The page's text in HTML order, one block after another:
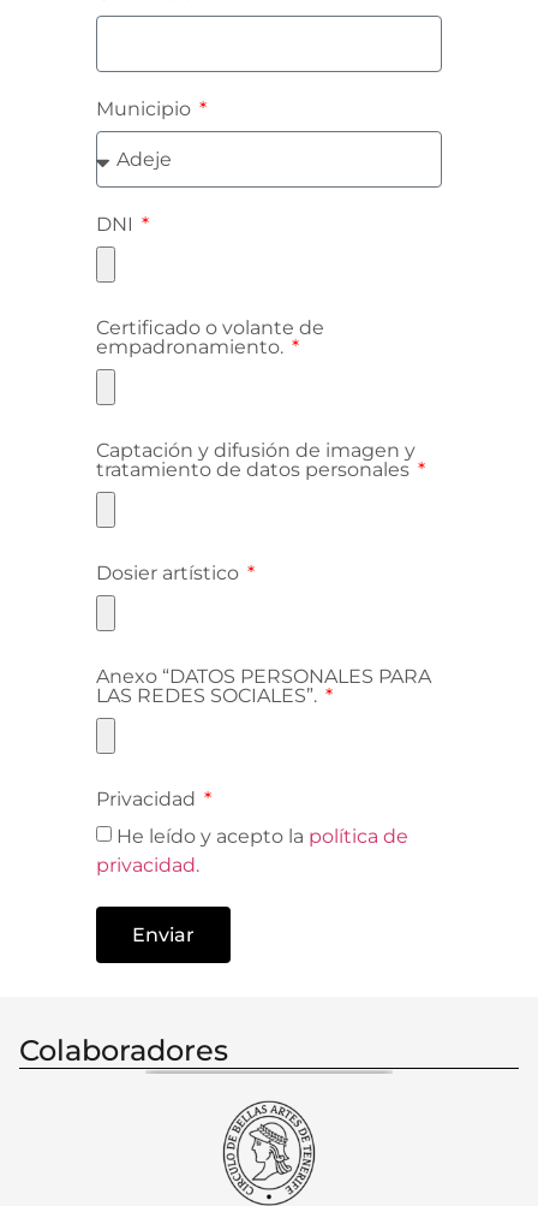
Municipio
DNI
Certificado o volante de
empadronamiento.
Captación y difusión de imagen y
tratamiento de datos personales
Dosier artístico
Anexo “DATOS PERSONALES PARA
LAS REDES SOCIALES”.
Privacidad
He leído y acepto la política de
privacidad.
Enviar
Colaboradores